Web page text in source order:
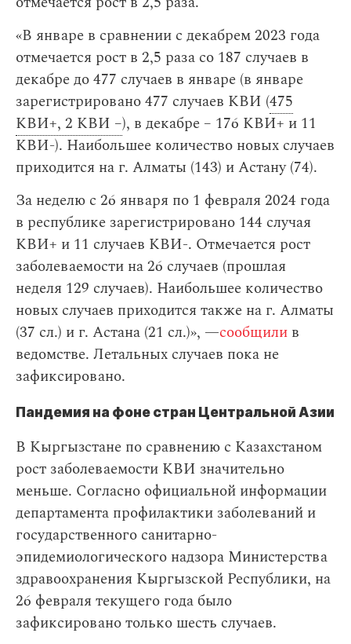
«В январе в сравнении с декабрем 2023 года
отмечается рост в 2,5 раза со 187 случаев в
декабре до 477 случаев в январе (в январе
зарегистрировано 477 случаев КВИ (475
КВИ+, 2 КВИ –), в декабре – 176 КВИ+ и 11
КВИ-). Наибольшее количество новых случаев
приходится на г. Алматы (143) и Астану (74).
За неделю с 26 января по 1 февраля 2024 года
в республике зарегистрировано 144 случая
КВИ+ и 11 случаев КВИ-. Отмечается рост
заболеваемости на 26 случаев (прошлая
неделя 129 случаев). Наибольшее количество
новых случаев приходится также на г. Алматы
(37 сл.) и г. Астана (21 сл.)», —сообщили в
ведомстве. Летальных случаев пока не
зафиксировано.
Пандемия на фоне стран Центральной Азии
В Кыргызстане по сравнению с Казахстаном
рост заболеваемости КВИ значительно
меньше. Согласно официальной информации
департамента профилактики заболеваний и
государственного санитарно-
эпидемиологического надзора Министерства
здравоохранения Кыргызской Республики, на
26 февраля текущего года было
зафиксировано только шесть случаев.